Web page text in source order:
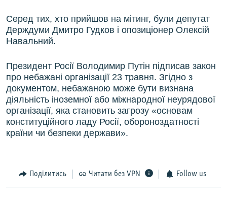
Серед тих, хто прийшов на мітинг, були депутат
Держдуми Дмитро Гудков і опозиціонер Олексій
Навальний.
Президент Росії Володимир Путін підписав закон
про небажані організації 23 травня. Згідно з
документом, небажаною може бути визнана
діяльність іноземної або міжнародної неурядової
організації, яка становить загрозу «основам
конституційного ладу Росії, обороноздатності
країни чи безпеки держави».
Поділитись Читати без VPN Follow us